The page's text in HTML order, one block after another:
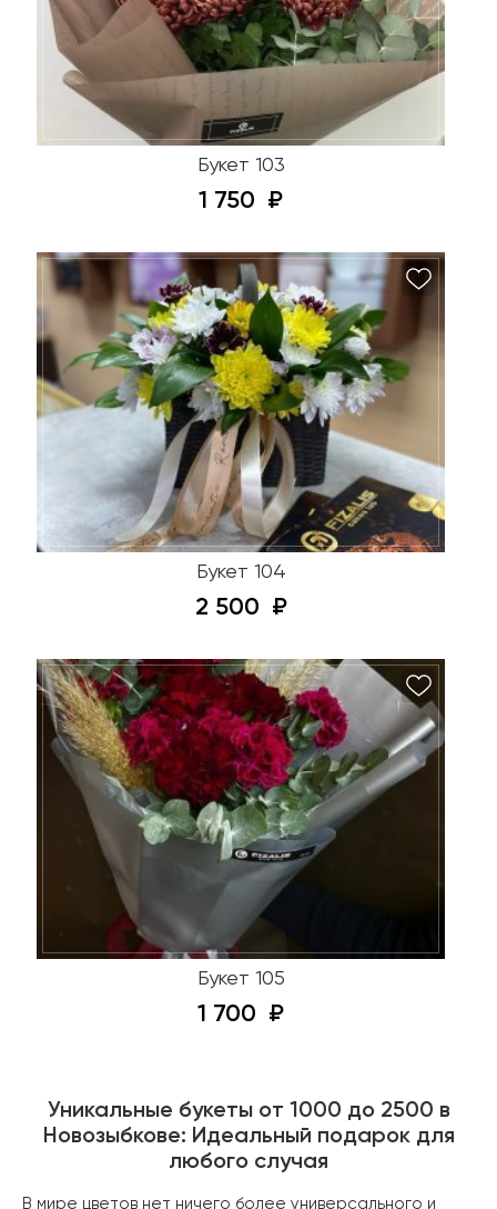
Букет 103
1 750
Букет 104
2 500
Букет 105
1 700
Уникальные букеты от 1000 до 2500 в
Новозыбкове: Идеальный подарок для
любого случая
В мире цветов нет ничего более универсального и